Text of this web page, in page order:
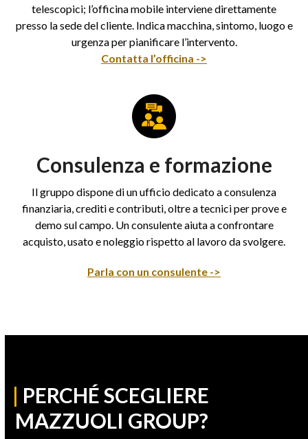
telescopici; l’officina mobile interviene direttamente
presso la sede del cliente. Indica macchina, sintomo, luogo e
urgenza per pianificare l’intervento.
Contatta l’officina ->
Consulenza e formazione
Il gruppo dispone di un ufficio dedicato a consulenza
finanziaria, crediti e contributi, oltre a tecnici per prove e
demo sul campo. Un consulente aiuta a confrontare
acquisto, usato e noleggio rispetto al lavoro da svolgere.
Parla con un consulente ->
| PERCHÉ SCEGLIERE
MAZZUOLI GROUP?